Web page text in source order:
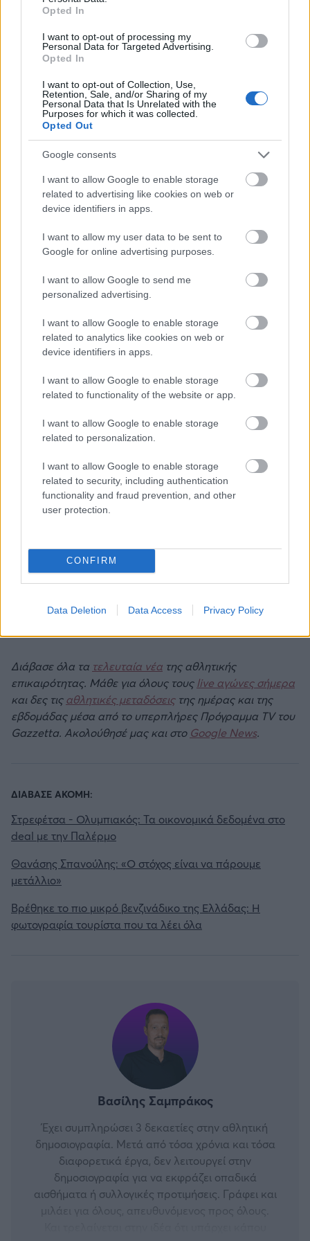
Opted In
I want to opt-out of processing my
Personal Data for Targeted Advertising.
Opted In
I want to opt-out of Collection, Use,
Retention, Sale, and/or Sharing of my
Personal Data that Is Unrelated with the
Purposes for which it was collected.
Opted Out
Google consents
I want to allow Google to enable storage
related to advertising like cookies on web or
device identifiers in apps.
I want to allow my user data to be sent to
Google for online advertising purposes.
I want to allow Google to send me
personalized advertising.
I want to allow Google to enable storage
related to analytics like cookies on web or
device identifiers in apps.
I want to allow Google to enable storage
related to functionality of the website or app.
I want to allow Google to enable storage
related to personalization.
I want to allow Google to enable storage
related to security, including authentication
functionality and fraud prevention, and other
user protection.
CONFIRM
Data Deletion Data Access Privacy Policy
Αυτό είναι που ήθελα να κάνω σήμερα, να τον
χειροκροτήσω ξανά δημοσίως. Και να του πω ένα
ευχαριστώ που αυξάνει τις πιθανότητες να ζήσουν
τα παιδιά μας σε έναν πιο δίκαιο, κοινωνικά,
κόσμο από αυτόν που συναντήσαμε εμείς τον
καιρό που μεγαλώναμε. Ο Γιώργος Καπουτζίδης
που μου δώρισε η ζωή· είναι και ένας από τους πιο
γενναίους άντρες που έχω γνωρίσει στη ζωή μου.
Διάβασε όλα τα τελευταία νέα της αθλητικής
επικαιρότητας. Μάθε για όλους τους live αγώνες σήμερα
και δες τιςαθλητικές μεταδόσειςτης ημέρας και της
εβδομάδας μέσα από το υπερπλήρες Πρόγραμμα TV του
Gazzetta. Ακολούθησέ μας και στο Google News.
ΔΙΑΒΑΣΕ ΑΚΟΜΗ:
Στρεφέτσα - Ολυμπιακός: Τα οικονομικά δεδομένα στο
deal με την Παλέρμο
Θανάσης Σπανούλης: «Ο στόχος είναι να πάρουμε
μετάλλιο»
Βρέθηκε το πιο μικρό βενζινάδικο της Ελλάδας: Η
φωτογραφία τουρίστα που τα λέει όλα
Βασίλης Σαμπράκος
Έχει συμπληρώσει 3 δεκαετίες στην αθλητική
δημοσιογραφία. Μετά από τόσα χρόνια και τόσα
διαφορετικά έργα, δεν λειτουργεί στην
δημοσιογραφία για να εκφράζει οπαδικά
αισθήματα ή συλλογικές προτιμήσεις. Γράφει και
μιλάει για όλους, απευθυνόμενος προς όλους.